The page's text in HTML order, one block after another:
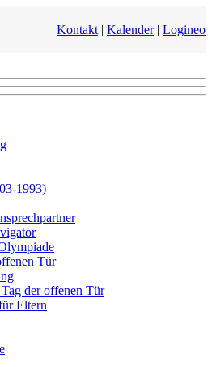
Kontakt | Kalender| Logineo
1993)
Tür
der offenen Tür
Eltern